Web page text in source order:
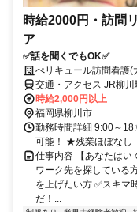
時給2000円・訪問
ア
✅話を聞くでもOK✅
ぺリキュール訪問看護(
交通・アクセス JR柳
時給2,000円以上
福岡県柳川市
勤務時間詳細 9:00～
可能！ ★残業ほぼなし
仕事内容 【あなたはい
ワーク先を探している
を上げたい方 ✅スキマ
だ！...